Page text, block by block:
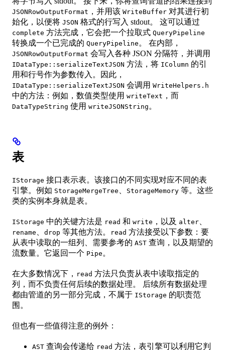
JSONRowOutputFormat ，并用该 WriteBuffer 对其进行初
始化，以便将 JSON 格式的行写入 stdout。 这可以通过
complete 方法完成，它会把一个拉取式 QueryPipeline
转换成一个已完成的 QueryPipeline 。 在内部，
JSONRowOutputFormat 会写入各种 JSON 分隔符，并调用
IDataType::serializeTextJSON 方法，将 IColumn 的引
用和行号作为参数传入。因此，
IDataType::serializeTextJSON 会调用 WriteHelpers.h
中的方法：例如，数值类型使用 writeText ，而
DataTypeString 使用 writeJSONString 。
表
IStorage 接口表示表。该接口的不同实现对应不同的表
引擎。例如 StorageMergeTree StorageMemory 等。这些
类的实例本身就是表。
IStorage 中的关键方法是 read 和 write ，以及 alter
rename drop 等其他方法。 read 方法接受以下参数：要
从表中读取的一组列、需要参考的 AST 查询，以及期望的
流数量。它返回一个 Pipe 。
在大多数情况下， read 方法只负责从表中读取指定的
列，而不负责任何后续的数据处理。 后续所有数据处理
都由管道的另一部分完成，不属于 IStorage 的职责范
围。
但也有一些值得注意的例外：
AST 查询会传递给 read 方法，表引擎可以利用它判